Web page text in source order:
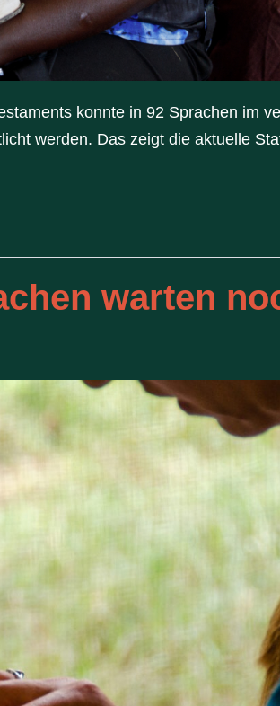
konnte in 92 Sprachen im
werden. Das zeigt die aktuelle
warten